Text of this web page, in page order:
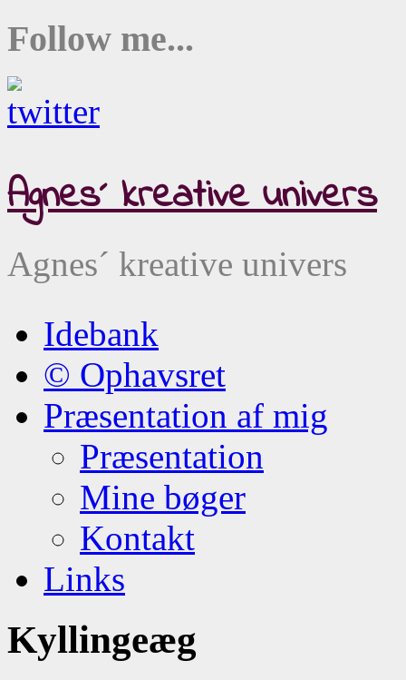
Follow me...
Agnes´ kreative univers
Agnes´ kreative univers
Idebank
© Ophavsret
Præsentation af mig
Præsentation
Mine bøger
Kontakt
Links
Kyllingeæg